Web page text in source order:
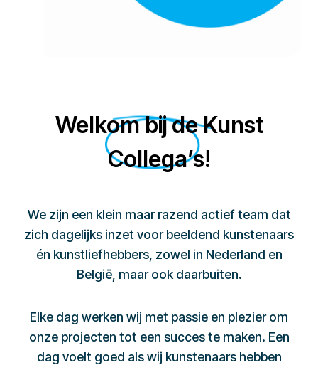
Welkom bij de Kunst
Collega’s!
We zijn een klein maar razend actief team dat
zich dagelijks inzet voor beeldend kunstenaars
én kunstliefhebbers, zowel in Nederland en
België, maar ook daarbuiten.
Elke dag werken wij met passie en plezier om
onze projecten tot een succes te maken. Een
dag voelt goed als wij kunstenaars hebben